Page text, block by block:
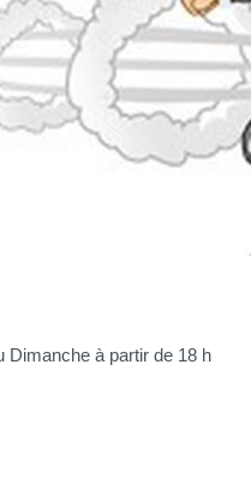
Dimanche à partir de 18 h